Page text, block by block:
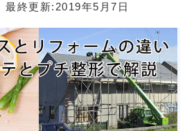
最終更新: 2019年5月7日